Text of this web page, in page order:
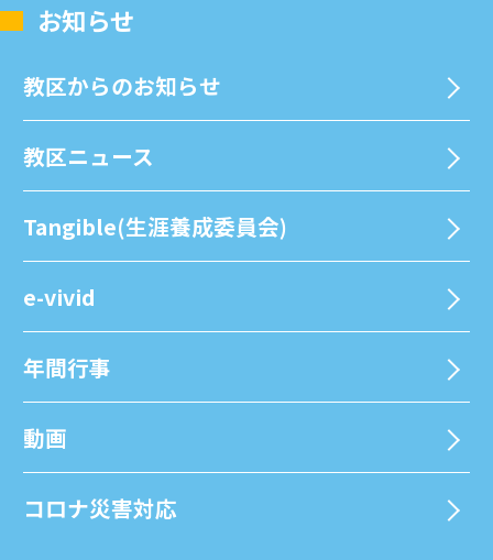
お知らせ
教区からのお知らせ
教区ニュース
Tangible(生涯養成委員会)
e-vivid
年間⾏事
動画
コロナ災害対応